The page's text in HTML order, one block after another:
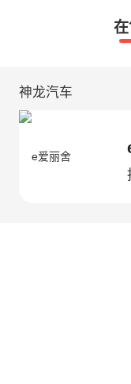
神龙汽车